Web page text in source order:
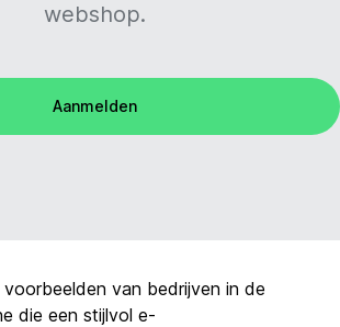
webshop.
Aanmelden
voorbeelden van bedrijven in de
die een stijlvol e-